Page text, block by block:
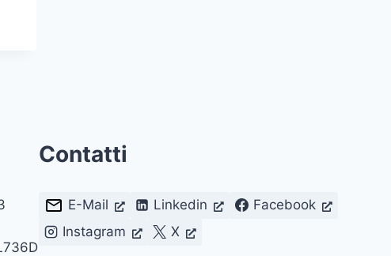
Contatti
E-Mail Linkedin
Facebook
Instagram
X